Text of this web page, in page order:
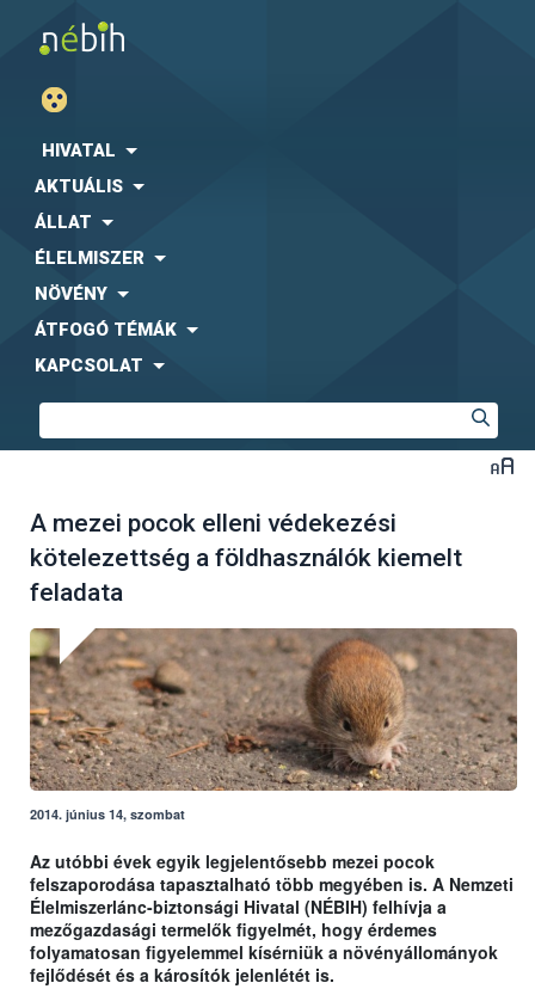
HIVATAL
AKTUÁLIS
ÁLLAT
ÉLELMISZER
NÖVÉNY
ÁTFOGÓ TÉMÁK
KAPCSOLAT
A mezei pocok elleni védekezési
kötelezettség a földhasználók kiemelt
feladata
2014. június 14, szombat
Az utóbbi évek egyik legjelentősebb mezei pocok
felszaporodása tapasztalható több megyében is. A Nemzeti
Élelmiszerlánc-biztonsági Hivatal (NÉBIH) felhívja a
mezőgazdasági termelők figyelmét, hogy érdemes
folyamatosan figyelemmel kísérniük a növényállományok
fejlődését és a károsítók jelenlétét is.